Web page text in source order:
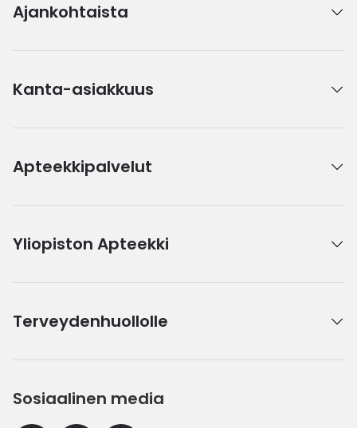
Ajankohtaista
Kanta-asiakkuus
Apteekkipalvelut
Yliopiston Apteekki
Terveydenhuollolle
Sosiaalinen media